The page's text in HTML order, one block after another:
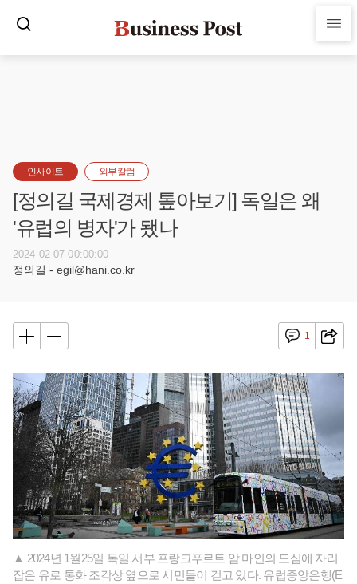
인사이트 외부칼럼
[정의길 국제경제 톺아보기] 독일은 왜
'유럽의 병자'가 됐나
2024-02-07 00:00:00
정의길 - egil@hani.co.kr
1
▲ 2024년 1월25일 독일 서부 프랑크푸르트 암 마인의 도심에 자리
잡은 유로 통화 조각상 옆으로 시민들이 걷고 있다. 유럽중앙은행(E